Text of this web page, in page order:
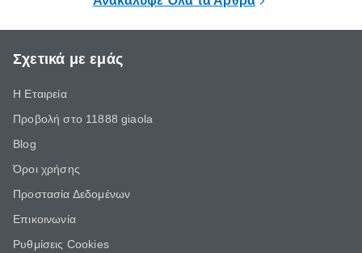
Σχετικά με εμάς
Η Εταιρεία
Προβολή στο 11888 giaola
Blog
Όροι χρήσης
Προστασία Δεδομένων
Επικοινωνία
Ρυθμίσεις Cookies